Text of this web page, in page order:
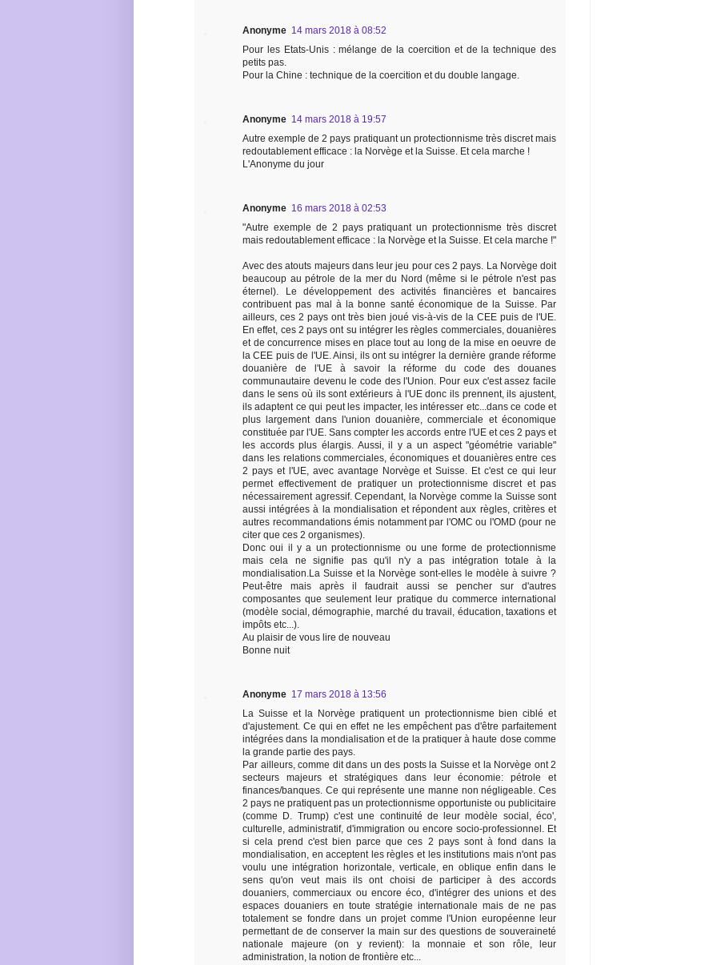
Anonyme 14 mars 2018 à 08:52
Pour les Etats-Unis : mélange de la coercition et de la technique des
petits pas.
Pour la Chine : technique de la coercition et du double langage.
Anonyme 14 mars 2018 à 19:57
Autre exemple de 2 pays pratiquant un protectionnisme très discret mais
redoutablement efficace : la Norvège et la Suisse. Et cela marche !
L'Anonyme du jour
Anonyme 16 mars 2018 à 02:53
"Autre exemple de 2 pays pratiquant un protectionnisme très discret
mais redoutablement efficace : la Norvège et la Suisse. Et cela marche !"
Avec des atouts majeurs dans leur jeu pour ces 2 pays. La Norvège doit
beaucoup au pétrole de la mer du Nord (même si le pétrole n'est pas
éternel). Le développement des activités financières et bancaires
contribuent pas mal à la bonne santé économique de la Suisse. Par
ailleurs, ces 2 pays ont très bien joué vis-à-vis de la CEE puis de l'UE.
En effet, ces 2 pays ont su intégrer les règles commerciales, douanières
et de concurrence mises en place tout au long de la mise en oeuvre de
la CEE puis de l'UE. Ainsi, ils ont su intégrer la dernière grande réforme
douanière de l'UE à savoir la réforme du code des douanes
communautaire devenu le code des l'Union. Pour eux c'est assez facile
dans le sens où ils sont extérieurs à l'UE donc ils prennent, ils ajustent,
ils adaptent ce qui peut les impacter, les intéresser etc...dans ce code et
plus largement dans l'union douanière, commerciale et économique
constituée par l'UE. Sans compter les accords entre l'UE et ces 2 pays et
les accords plus élargis. Aussi, il y a un aspect "géométrie variable"
dans les relations commerciales, économiques et douanières entre ces
2 pays et l'UE, avec avantage Norvège et Suisse. Et c'est ce qui leur
permet effectivement de pratiquer un protectionnisme discret et pas
nécessairement agressif. Cependant, la Norvège comme la Suisse sont
aussi intégrées à la mondialisation et répondent aux règles, critères et
autres recommandations émis notamment par l'OMC ou l'OMD (pour ne
citer que ces 2 organismes).
Donc oui il y a un protectionnisme ou une forme de protectionnisme
mais cela ne signifie pas qu'il n'y a pas intégration totale à la
mondialisation.La Suisse et la Norvège sont-elles le modèle à suivre ?
Peut-être mais après il faudrait aussi se pencher sur d'autres
composantes que seulement leur pratique du commerce international
(modèle social, démographie, marché du travail, éducation, taxations et
impôts etc...).
Au plaisir de vous lire de nouveau
Bonne nuit
Anonyme 17 mars 2018 à 13:56
La Suisse et la Norvège pratiquent un protectionnisme bien ciblé et
d'ajustement. Ce qui en effet ne les empêchent pas d'être parfaitement
intégrées dans la mondialisation et de la pratiquer à haute dose comme
la grande partie des pays.
Par ailleurs, comme dit dans un des posts la Suisse et la Norvège ont 2
secteurs majeurs et stratégiques dans leur économie: pétrole et
finances/banques. Ce qui représente une manne non négligeable. Ces
2 pays ne pratiquent pas un protectionnisme opportuniste ou publicitaire
(comme D. Trump) c'est une continuité de leur modèle social, éco',
culturelle, administratif, d'immigration ou encore socio-professionnel. Et
si cela prend c'est bien parce que ces 2 pays sont à fond dans la
mondialisation, en acceptent les règles et les institutions mais n'ont pas
voulu une intégration horizontale, verticale, en oblique enfin dans le
sens qu'on veut mais ils ont choisi de participer à des accords
douaniers, commerciaux ou encore éco, d'intégrer des unions et des
espaces douaniers en toute stratégie internationale mais de ne pas
totalement se fondre dans un projet comme l'Union européenne leur
permettant de de conserver la main sur des questions de souveraineté
nationale majeure (on y revient): la monnaie et son rôle, leur
administration, la notion de frontière etc...